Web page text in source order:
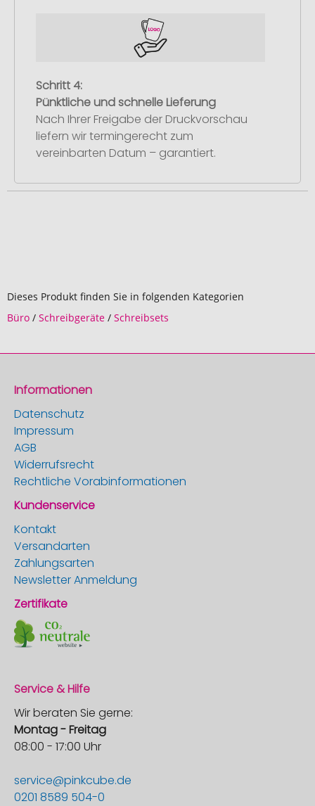
Schritt 4:
Pünktliche und schnelle Lieferung
Nach Ihrer Freigabe der Druckvorschau
liefern wir termingerecht zum
vereinbarten Datum – garantiert.
Dieses Produkt finden Sie in folgenden Kategorien
Büro / Schreibgeräte / Schreibsets
Informationen
Datenschutz
Impressum
AGB
Widerrufsrecht
Rechtliche Vorabinformationen
Kundenservice
Kontakt
Versandarten
Zahlungsarten
Newsletter Anmeldung
Zertifikate
Service & Hilfe
Wir beraten Sie gerne:
Montag - Freitag
08:00 - 17:00 Uhr
service@pinkcube.de
0201 8589 504-0